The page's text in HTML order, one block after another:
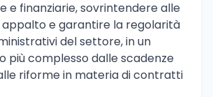
e finanziarie, sovrintendere alle
e garantire la regolarità
del settore, in un
più complesso dalle scadenze
riforme in materia di contratti